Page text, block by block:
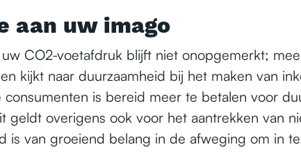
aan uw imago
uw CO2-voetafdruk blijft niet onopgemerkt;
kijkt naar duurzaamheid bij het maken van
is bereid meer te betalen voor
geldt overigens ook voor het aantrekken van
is van groeiend belang in de afweging om in